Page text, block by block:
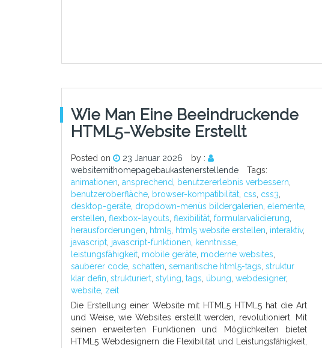
Wie Man Eine Beeindruckende
HTML5-Website Erstellt
Posted on 23 Januar 2026
by :
websitemithomepagebaukastenerstellende
Tags:
animationen ansprechend benutzererlebnis verbessern
benutzeroberfläche browser-kompatibilität css css3
desktop-geräte dropdown-menüs bildergalerien elemente
erstellen flexbox-layouts flexibilität formularvalidierung
herausforderungen
html5 html5 website erstellen interaktiv,
javascript javascript-funktionen kenntnisse
leistungsfähigkeit mobile geräte moderne websites
sauberer code schatten semantische html5-tags struktur
klar defin strukturiert styling tags übung webdesigner,
website zeit
Die Erstellung einer Website mit HTML5 HTML5 hat die Art
und Weise, wie Websites erstellt werden, revolutioniert. Mit
seinen erweiterten Funktionen und Möglichkeiten bietet
HTML5 Webdesignern die Flexibilität und Leistungsfähigkeit,